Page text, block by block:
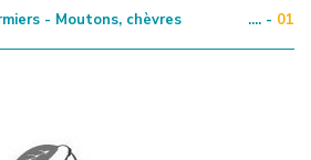
- Moutons, chèvres .... - 01